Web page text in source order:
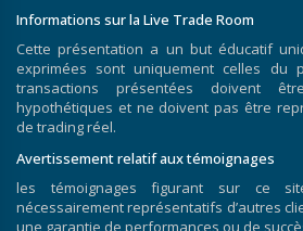
Informations sur la Live Trade Room
Cette présentation a un but éducatif
exprimées sont uniquement celles du
transactions présentées doivent
hypothétiques et ne doivent pas être
de trading réel.
Avertissement relatif aux témoignages
les témoignages figurant sur ce
nécessairement représentatifs d’autres
une garantie de performances ou de